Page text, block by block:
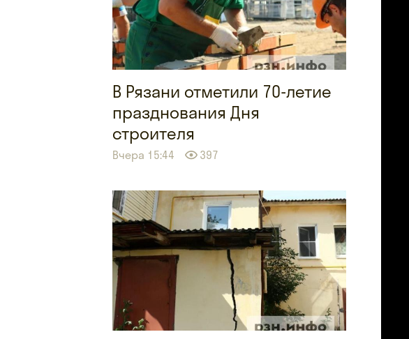
В Рязани отметили 70-летие
празднования Дня
строителя
Вчера 15:44 397